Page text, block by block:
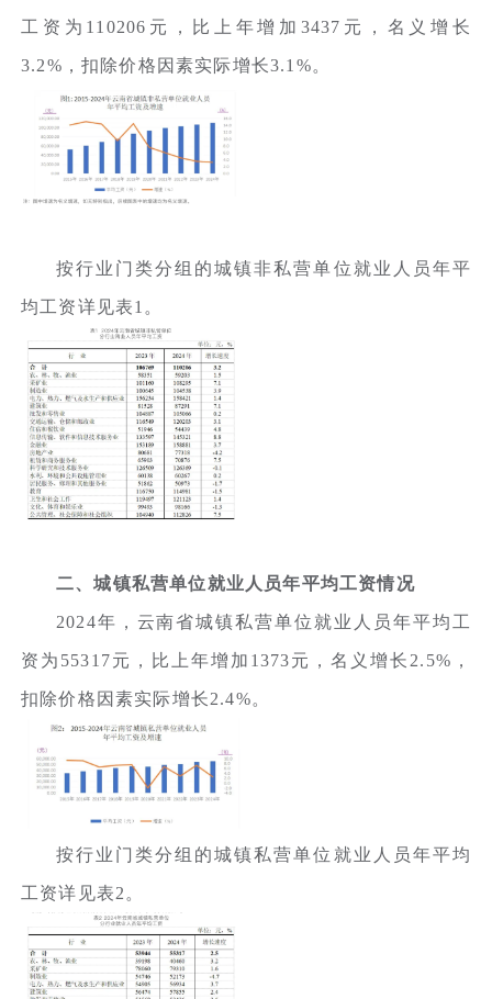
工资为110206元，比上年增加3437元，名义增长
3.2%，扣除价格因素实际增长3.1%。
按行业门类分组的城镇非私营单位就业人员年平
均工资详见表1。
二、城镇私营单位就业人员年平均工资情况
2024年，云南省城镇私营单位就业人员年平均工
资为55317元，比上年增加1373元，名义增长2.5%，
扣除价格因素实际增长2.4%。
按行业门类分组的城镇私营单位就业人员年平均
工资详见表2。